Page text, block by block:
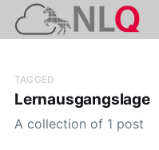
TAGGED
Lernausgangslage
A collection of 1 post